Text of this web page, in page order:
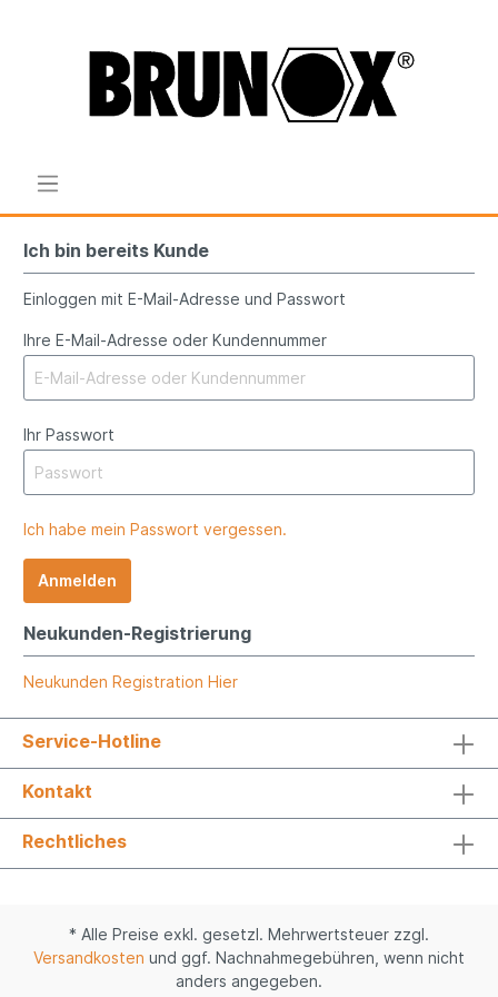
Ich bin bereits Kunde
Einloggen mit E-Mail-Adresse und Passwort
Ihre E-Mail-Adresse oder Kundennummer
Ihr Passwort
Ich habe mein Passwort vergessen.
Anmelden
Neukunden-Registrierung
Neukunden Registration Hier
Service-Hotline
Kontakt
Rechtliches
* Alle Preise exkl. gesetzl. Mehrwertsteuer zzgl.
Versandkosten und ggf. Nachnahmegebühren, wenn nicht
anders angegeben.